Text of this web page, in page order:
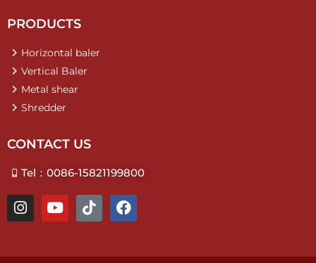
PRODUCTS
Horizontal baler
Vertical Baler
Metal shear
Shredder
CONTACT US
Tel：0086-15821199800
I
n
Y
o
T
i
F
a